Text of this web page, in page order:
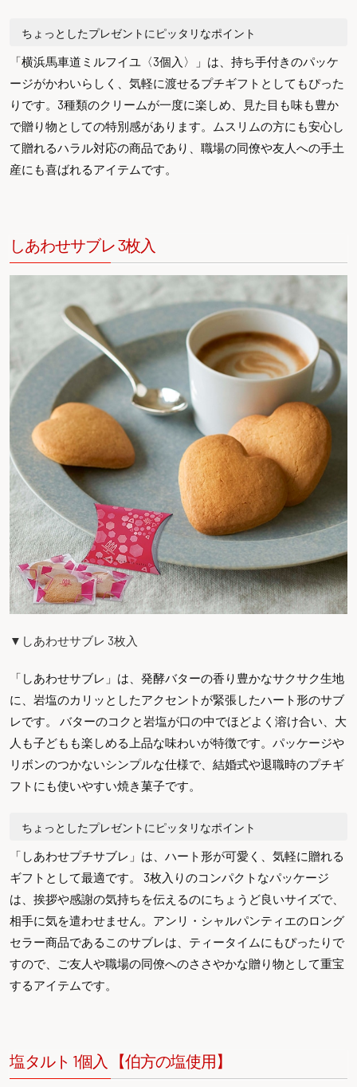
ちょっとしたプレゼントにピッタリなポイント
「横浜馬車道ミルフイユ〈3個入〉」は、持ち手付きのパッケ
ージがかわいらしく、気軽に渡せるプチギフトとしてもぴった
りです。3種類のクリームが一度に楽しめ、見た目も味も豊か
で贈り物としての特別感があります。ムスリムの方にも安心し
て贈れるハラル対応の商品であり、職場の同僚や友人への手土
産にも喜ばれるアイテムです。
しあわせサブレ 3枚入
▼しあわせサブレ 3枚入
「しあわせサブレ」は、発酵バターの香り豊かなサクサク生地
に、岩塩のカリッとしたアクセントが緊張したハート形のサブ
レです。 バターのコクと岩塩が口の中でほどよく溶け合い、大
人も子どもも楽しめる上品な味わいが特徴です。パッケージや
リボンのつかないシンプルな仕様で、結婚式や退職時のプチギ
フトにも使いやすい焼き菓子です。
ちょっとしたプレゼントにピッタリなポイント
「しあわせプチサブレ」は、ハート形が可愛く、気軽に贈れる
ギフトとして最適です。 3枚入りのコンパクトなパッケージ
は、挨拶や感謝の気持ちを伝えるのにちょうど良いサイズで、
相手に気を遣わせません。アンリ・シャルパンティエのロング
セラー商品であるこのサブレは、ティータイムにもぴったりで
すので、ご友人や職場の同僚へのささやかな贈り物として重宝
するアイテムです。
塩タルト 1個入 【伯方の塩使用】